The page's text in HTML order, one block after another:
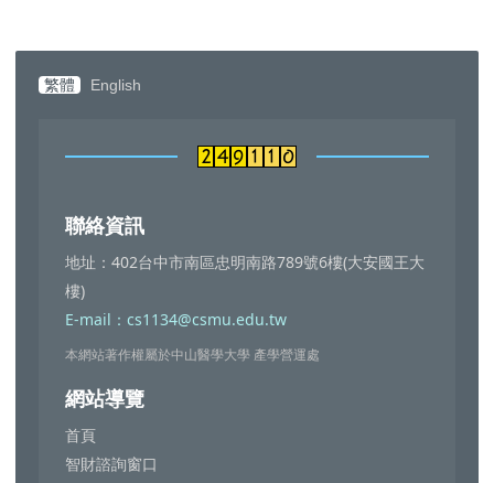
繁體 English
聯絡資訊
地址：402台中市南區忠明南路789號6樓(大安國王大
樓)
E-mail：cs1134@csmu.edu.tw
本網站著作權屬於中山醫學大學 產學營運處
網站導覽
首頁
智財諮詢窗口